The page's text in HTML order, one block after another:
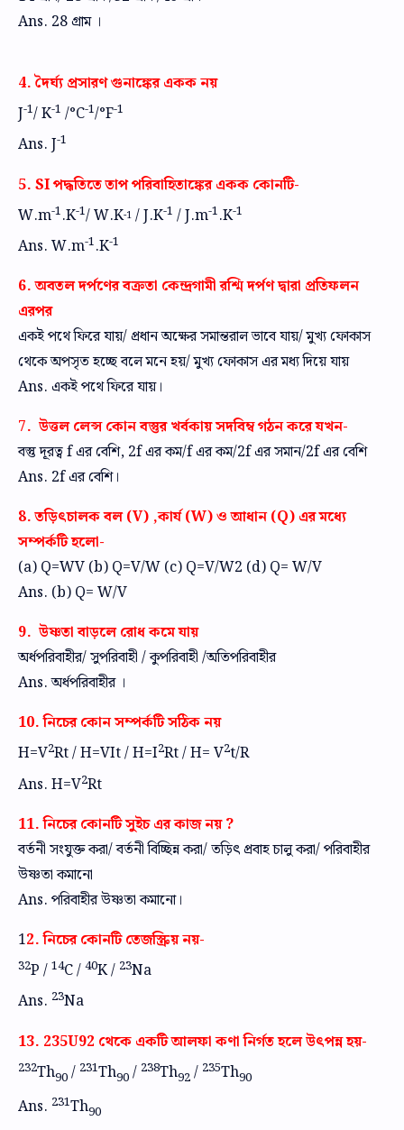
Ans. 28 গ্রাম ।
4. দৈর্ঘ্য প্রসারণ গুনাঙ্কের একক নয়
J-1/ K-1 /°C-1/°F-1
Ans. J-1
5. SI পদ্ধতিতে তাপ পরিবাহিতাঙ্কের একক কোনটি-
W.m-1.K-1/ W.K-1 / J.K-1 / J.m-1.K-1
Ans. W.m-1.K-1
6. অবতল দর্পণের বক্রতা কেন্দ্রগামী রশ্মি দর্পণ দ্বারা প্রতিফলন
এরপর
একই পথে ফিরে যায়/ প্রধান অক্ষের সমান্তরাল ভাবে যায়/ মুখ্য ফোকাস
থেকে অপসৃত হচ্ছে বলে মনে হয়/ মুখ্য ফোকাস এর মধ্য দিয়ে যায়
Ans. একই পথে ফিরে যায়।
7. উত্তল লেন্স কোন বস্তুর খর্বকায় সদবিম্ব গঠন করে যখন-
বস্তু দূরত্ব f এর বেশি, 2f এর কম/f এর কম/2f এর সমান/2f এর বেশি
Ans. 2f এর বেশি।
8. তড়িৎচালক বল (V) ,কার্য (W) ও আধান (Q) এর মধ্যে
সম্পর্কটি হলো-
(a) Q=WV (b) Q=V/W (c) Q=V/W2 (d) Q= W/V
Ans. (b) Q= W/V
9. উষ্ণতা বাড়লে রোধ কমে যায়
অর্ধপরিবাহীর/ সুপরিবাহী / কুপরিবাহী /অতিপরিবাহীর
Ans. অর্ধপরিবাহীর ।
10. নিচের কোন সম্পর্কটি সঠিক নয়
H=V2Rt / H=VIt / H=I2Rt / H= V2t/R
Ans. H=V2Rt
11. নিচের কোনটি সুইচ এর কাজ নয় ?
বর্তনী সংযুক্ত করা/ বর্তনী বিচ্ছিন্ন করা/ তড়িৎ প্রবাহ চালু করা/ পরিবাহীর
উষ্ণতা কমানো
Ans. পরিবাহীর উষ্ণতা কমানো।
12. নিচের কোনটি তেজস্ক্রিয় নয়-
32P /14C /40K / 23Na
Ans. 23Na
13. 235U92 থেকে একটি আলফা কণা নির্গত হলে উৎপন্ন হয়-
232Th90/ 231Th90/ 238Th92/ 235Th90
Ans. 231Th90